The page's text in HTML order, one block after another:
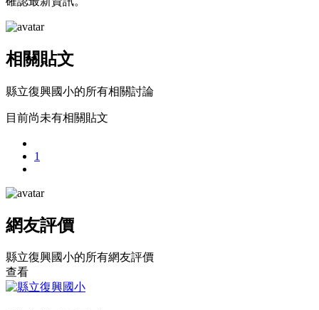
相關貼文
縣立復興國小的所有相關討論
目前尚未有相關貼文
1
網友評價
縣立復興國小的所有網友評價
查看